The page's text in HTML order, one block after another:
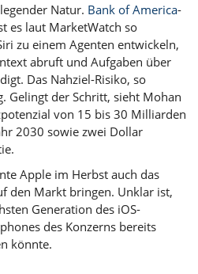
Natur. Bank of America-
es laut MarketWatch so
zu einem Agenten entwickeln,
abruft und Aufgaben über
Das Nahziel-Risiko, so
Gelingt der Schritt, sieht Mohan
von 15 bis 30 Milliarden
2030 sowie zwei Dollar
Apple im Herbst auch das
den Markt bringen. Unklar ist,
Generation des iOS-
des Konzerns bereits
könnte.